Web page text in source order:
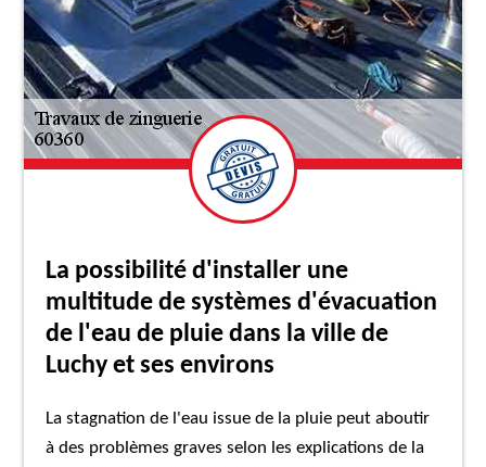
La possibilité d'installer une
multitude de systèmes d'évacuation
de l'eau de pluie dans la ville de
Luchy et ses environs
La stagnation de l'eau issue de la pluie peut aboutir
à des problèmes graves selon les explications de la